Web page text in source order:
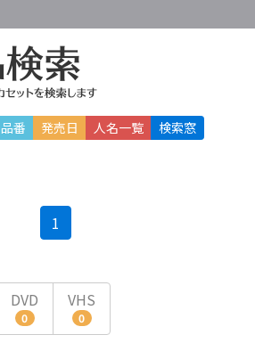
品番 発売日 人名一覧 検索窓
1
DVD
0
VHS
0